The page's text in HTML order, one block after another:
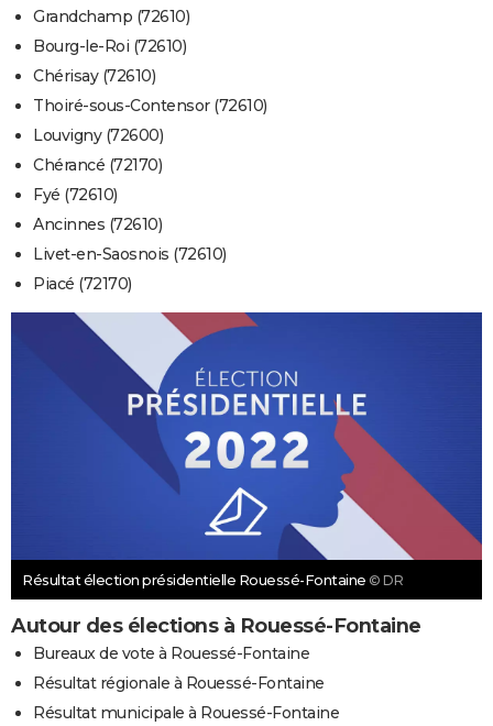
Grandchamp (72610)
Bourg-le-Roi (72610)
Chérisay (72610)
Thoiré-sous-Contensor (72610)
Louvigny (72600)
Chérancé (72170)
Fyé (72610)
Ancinnes (72610)
Livet-en-Saosnois (72610)
Piacé (72170)
Résultat élection présidentielle Rouessé-Fontaine © DR
Autour des élections à Rouessé-Fontaine
Bureaux de vote à Rouessé-Fontaine
Résultat régionale à Rouessé-Fontaine
Résultat municipale à Rouessé-Fontaine